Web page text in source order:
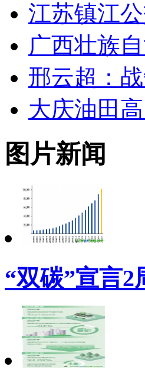
江苏镇江
广西壮族
邢云超：
大庆油田
图片新闻
“双碳”宣言